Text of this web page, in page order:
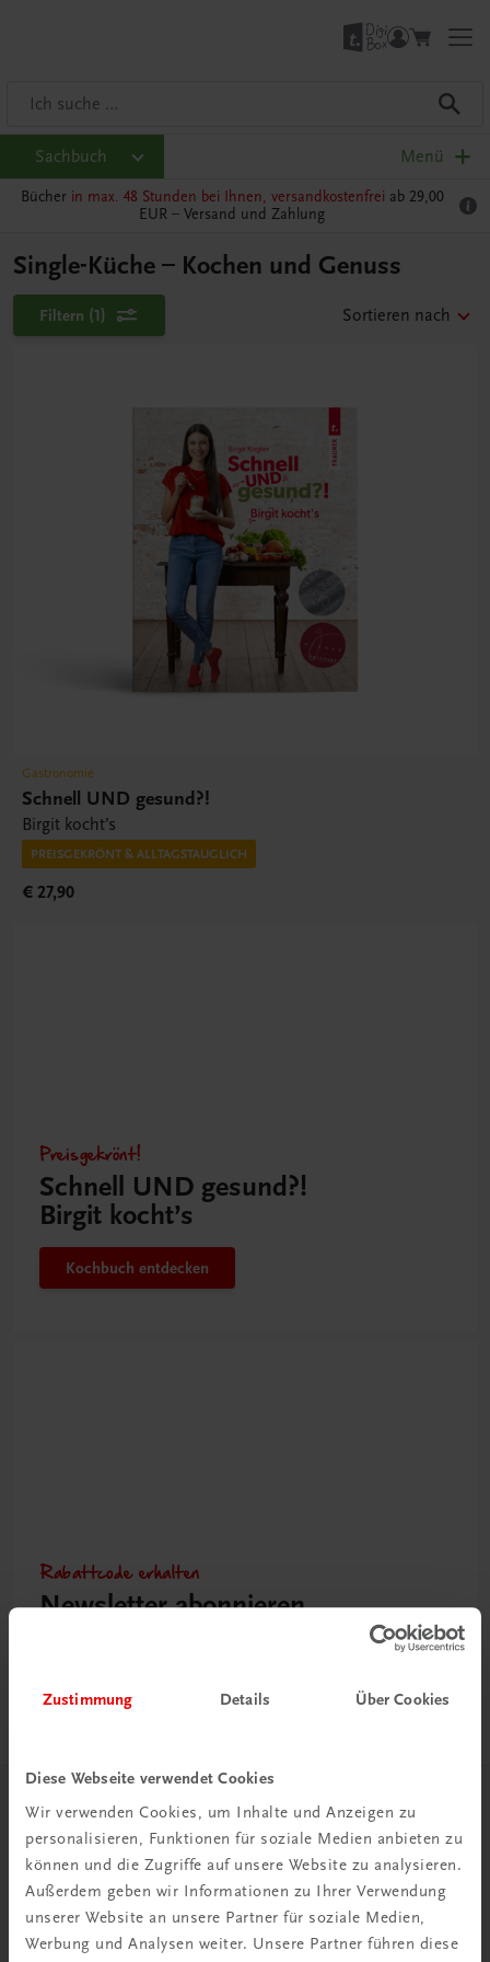
Zustimmung Details Über Cookies
Diese Webseite verwendet Cookies
Wir verwenden Cookies, um Inhalte und Anzeigen zu
personalisieren, Funktionen für soziale Medien anbieten zu
können und die Zugriffe auf unsere Website zu analysieren.
Außerdem geben wir Informationen zu Ihrer Verwendung
unserer Website an unsere Partner für soziale Medien,
Werbung und Analysen weiter. Unsere Partner führen diese
Sachbuch Menü
Bücher in max. 48 Stunden bei Ihnen, versandkostenfrei ab 29,00
EUR – Versand und Zahlung
Single-Küche – Kochen und Genuss
Filtern (1) Sortieren nach
Gastronomie
Schnell UND gesund?!
Birgit kocht’s
PREISGEKRÖNT & ALLTAGSTAUGLICH
€ 27,90
Preisgekrönt!
Schnell UND gesund?!
Birgit kocht’s
Kochbuch entdecken
Rabattcode erhalten
Newsletter abonnieren
Herzlich willkommen bei TRAUNER!